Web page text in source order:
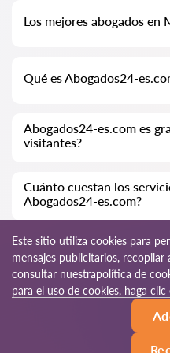
especialmente para usted.
abogados con números de
Los mejores abogados en
información completa. Precios,
teléfono y direcciones.
Qué es Abogados24-
Ayudamos a personas físicas y
extranjeras.
Abogados24-es.com es
visitantes?
sin embargo, los servicios y
abogados son de pago.
Cuánto cuestan los
Abogados24-es.com?
El costo de la consulta y los
especialistas depende de la
volumen de trabajo;
(en línea) varía de 70 a 150
discute de forma individual.
© 2026
Mapa
Este sitio utiliza cookies para
mensajes publicitarios, recopilar
consultar nuestrapolítica de
para el uso de cookies, haga clic